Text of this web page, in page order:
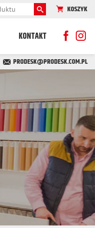
KOSZYK
KONTAKT
PRODESK@PRODESK.COM.PL